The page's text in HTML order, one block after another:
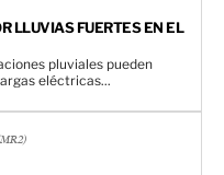
LLUVIAS FUERTES EN EL
pluviales pueden
eléctricas...